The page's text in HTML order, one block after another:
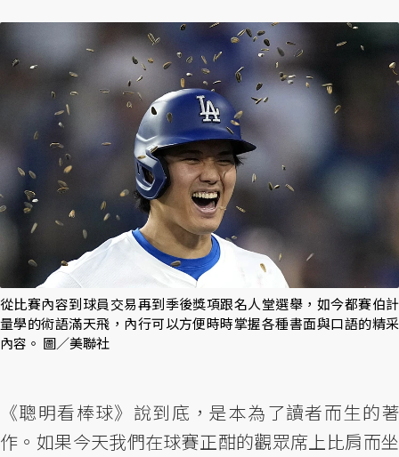
從比賽內容到球員交易再到季後獎項跟名人堂選舉，如今都賽伯計
量學的術語滿天飛，內行可以方便時時掌握各種書面與口語的精采
內容。 圖／美聯社
《聰明看棒球》說到底，是本為了讀者而生的著
作。如果今天我們在球賽正酣的觀眾席上比肩而坐